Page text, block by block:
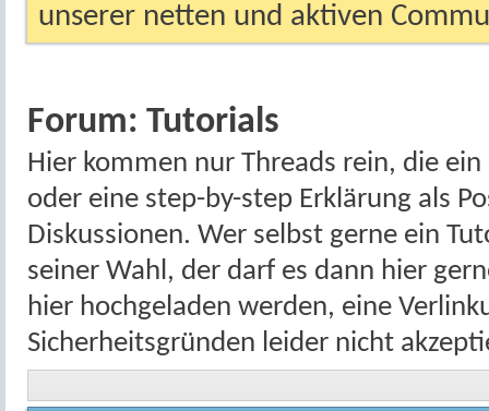
unserer netten und aktiven
Forum: Tutorials
Hier kommen nur Threads rein, die
oder eine step-by-step Erklärung als
Diskussionen. Wer selbst gerne ein
seiner Wahl, der darf es dann hier
hier hochgeladen werden, eine
Sicherheitsgründen leider nicht